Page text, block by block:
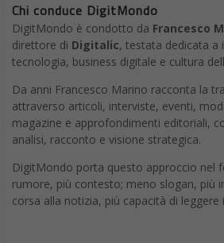
Chi conduce DigitMondo
DigitMondo è condotto da Francesco
direttore di Digitalic, testata dedicata a
tecnologia, business digitale e cultura
Da anni Francesco Marino racconta la
attraverso articoli, interviste, eventi,
magazine e approfondimenti editoriali,
analisi, racconto e visione strategica.
DigitMondo porta questo approccio nel
rumore, più contesto; meno slogan, più
corsa alla notizia, più capacità di leggere